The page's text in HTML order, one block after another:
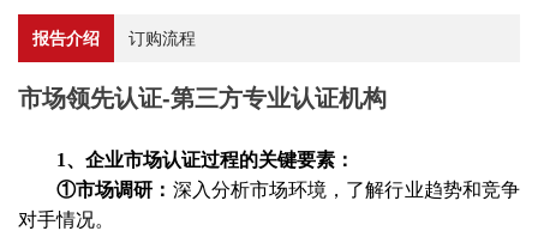
报告介绍 订购流程
市场领先认证-第三方专业认证机构
1、企业市场认证过程的关键要素 ：
①市场调研 ： 深入分析市场环境，了解行业趋势和竞争
对手情况。